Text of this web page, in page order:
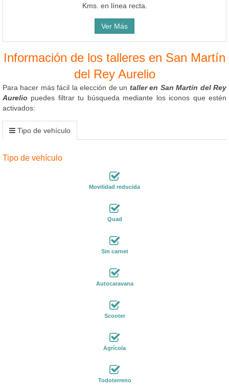
Kms. en línea recta.
Ver Más
Información de los talleres en San Martín
del Rey Aurelio
Para hacer más fácil la elección de un taller en San Martín del Rey
Aurelio puedes filtrar tu búsqueda mediante los iconos que estén
activados:
Tipo de vehículo
Tipo de vehículo
Movilidad reducida
Quad
Sin carnet
Autocaravana
Scooter
Agrícola
Todoterreno